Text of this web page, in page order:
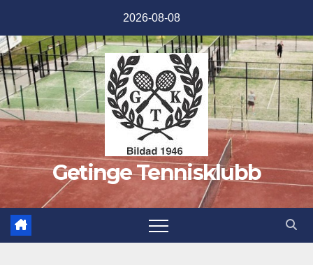
innehåll
2026-08-08
Getinge Tennisklubb